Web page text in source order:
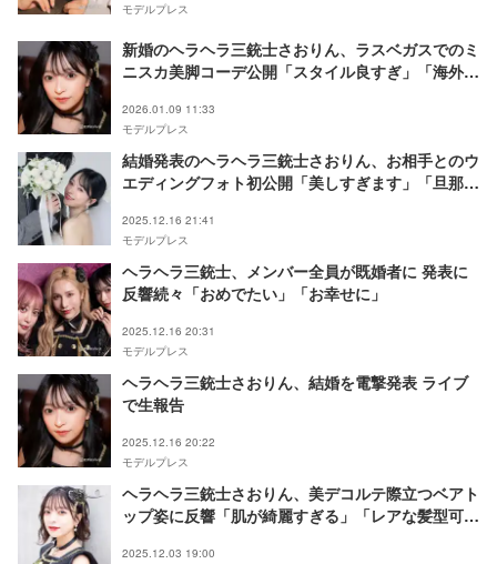
モデルプレス
新婚のヘラヘラ三銃士さおりん、ラスベガスでのミ
ニスカ美脚コーデ公開「スタイル良すぎ」「海外の
2026.01.09 11:33
モデルプレス
結婚発表のヘラヘラ三銃士さおりん、お相手とのウ
エディングフォト初公開「美しすぎます」「旦那さ
2025.12.16 21:41
モデルプレス
ヘラヘラ三銃士、メンバー全員が既婚者に 発表に
反響続々「おめでたい」「お幸せに」
2025.12.16 20:31
モデルプレス
ヘラヘラ三銃士さおりん、結婚を電撃発表 ライブ
で生報告
2025.12.16 20:22
モデルプレス
ヘラヘラ三銃士さおりん、美デコルテ際立つベアト
ップ姿に反響「肌が綺麗すぎる」「レアな髪型可愛
2025.12.03 19:00